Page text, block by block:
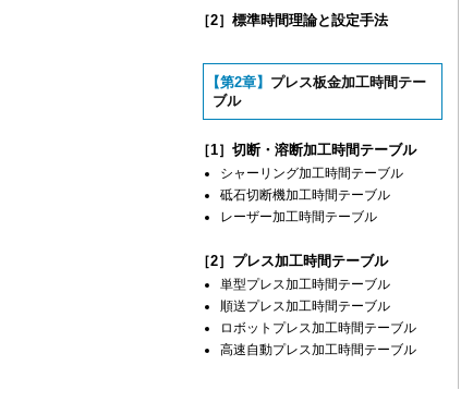
［2］標準時間理論と設定手法
【第2章】 プレス板金加工時間テー
ブル
［1］切断・溶断加工時間テーブル
シャーリング加工時間テーブル
砥石切断機加工時間テーブル
レーザー加工時間テーブル
［2］プレス加工時間テーブル
単型プレス加工時間テーブル
順送プレス加工時間テーブル
ロボットプレス加工時間テーブル
高速自動プレス加工時間テーブル